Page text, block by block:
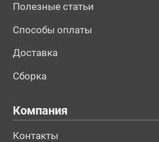
Полезные статьи
Способы оплаты
Доставка
Сборка
Компания
Контакты